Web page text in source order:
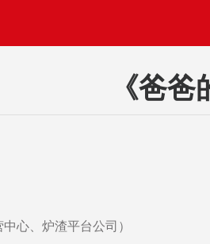
《爸爸
心、炉渣平台公司）